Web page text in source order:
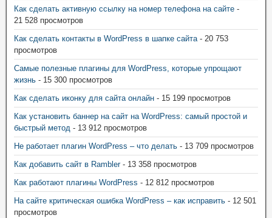
Как сделать активную ссылку на номер телефона на сайте -
21 528 просмотров
Как сделать контакты в WordPress в шапке сайта- 20 753
просмотров
Самые полезные плагины для WordPress, которые упрощают
жизнь - 15 300 просмотров
Как сделать иконку для сайта онлайн - 15 199 просмотров
Как установить баннер на сайт на WordPress: самый простой и
быстрый метод - 13 912 просмотров
Не работает плагин WordPress – что делать - 13 709 просмотров
Как добавить сайт в Rambler- 13 358 просмотров
Как работают плагины WordPress - 12 812 просмотров
На сайте критическая ошибка WordPress – как исправить - 12 501
просмотров